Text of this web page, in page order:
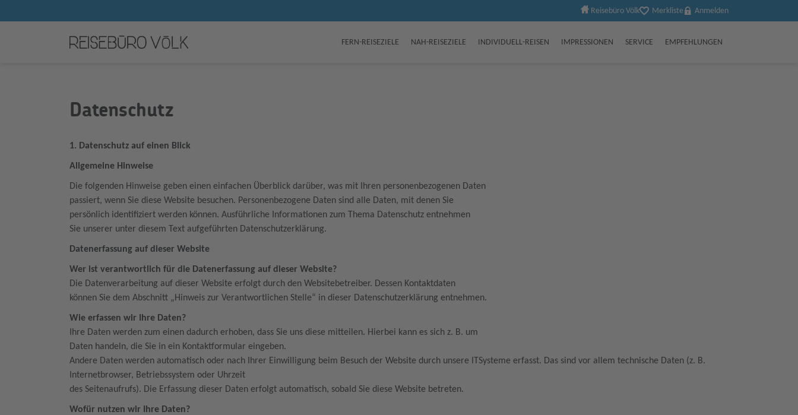
Reisebüro Völk Merkliste Anmelden
FERN-REISEZIELE NAH-REISEZIELE INDIVIDUELL-REISEN IMPRESSIONEN SERVICE EMPFEHLUNGEN
Datenschutz
1. Datenschutz auf einen Blick
Allgemeine Hinweise
Die folgenden Hinweise geben einen einfachen Überblick darüber, was mit Ihren personenbezogenen Daten
passiert, wenn Sie diese Website besuchen. Personenbezogene Daten sind alle Daten, mit denen Sie
persönlich identifiziert werden können. Ausführliche Informationen zum Thema Datenschutz entnehmen
Sie unserer unter diesem Text aufgeführten Datenschutzerklärung.
Datenerfassung auf dieser Website
Wer ist verantwortlich für die Datenerfassung auf dieser Website?
Die Datenverarbeitung auf dieser Website erfolgt durch den Websitebetreiber. Dessen Kontaktdaten
können Sie dem Abschnitt „Hinweis zur Verantwortlichen Stelle“ in dieser Datenschutzerklärung entnehmen.
Wie erfassen wir Ihre Daten?
Ihre Daten werden zum einen dadurch erhoben, dass Sie uns diese mitteilen. Hierbei kann es sich z. B. um
Daten handeln, die Sie in ein Kontaktformular eingeben.
Andere Daten werden automatisch oder nach Ihrer Einwilligung beim Besuch der Website durch unsere ITSysteme erfasst. Das sind vor allem technische Daten (z. B.
Internetbrowser, Betriebssystem oder Uhrzeit
des Seitenaufrufs). Die Erfassung dieser Daten erfolgt automatisch, sobald Sie diese Website betreten.
Wofür nutzen wir Ihre Daten?